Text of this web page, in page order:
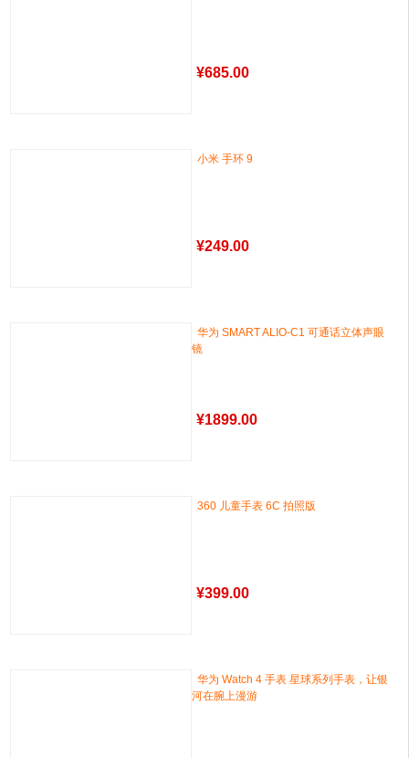
¥685.00
小米 手环 9
¥249.00
华为 SMART ALIO-C1 可通话立体声眼
镜
¥1899.00
360 儿童手表 6C 拍照版
¥399.00
华为 Watch 4 手表 星球系列手表，让银
河在腕上漫游